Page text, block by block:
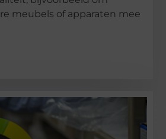
meubels of apparaten mee